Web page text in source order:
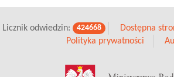
Licznik odwiedzin: 424668 Dostępna
Polityka prywatności